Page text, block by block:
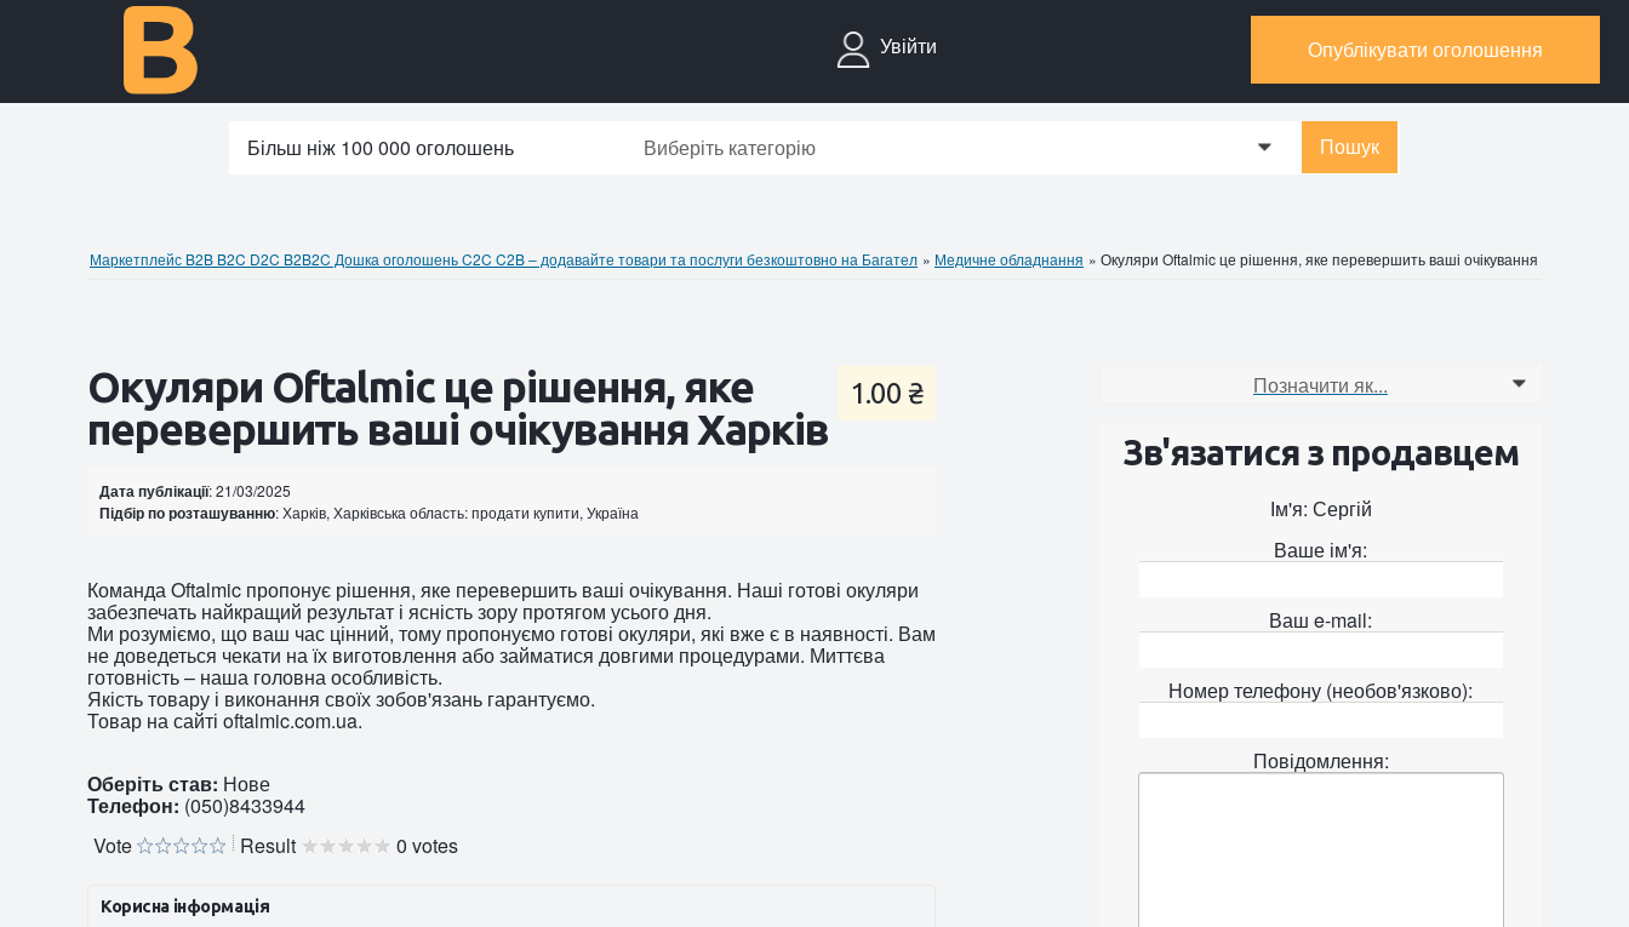
Увійти Опублікувати оголошення
Більш ніж 100 000 оголошень Виберіть категорію 0 Пошук
Маркетплейс B2B B2C D2C B2B2C Дошка оголошень C2C C2B – додавайте товари та послуги безкоштовно на Багател » Медичне обладнання » Окуляри Oftalmic це рішення, яке перевершить ваші очікування
1.00 ₴
Окуляри Oftalmic це рішення, яке
перевершить ваші очікування Харків
Дата публікації: 21/03/2025
Підбір по розташуванню: Харків, Харківська область: продати купити, Україна
Команда Oftalmic пропонує рішення, яке перевершить ваші очікування. Наші готові окуляри
забезпечать найкращий результат і ясність зору протягом усього дня.
Ми розуміємо, що ваш час цінний, тому пропонуємо готові окуляри, які вже є в наявності. Вам
не доведеться чекати на їх виготовлення або займатися довгими процедурами. Миттєва
готовність – наша головна особливість.
Якість товару і виконання своїх зобов'язань гарантуємо.
Товар на сайті oftalmic.com.ua.
Оберіть став: Нове
Телефон: (050)8433944
Vote
Result 0 votes
Корисна інформація
Позначити як... 0
Зв'язатися з продавцем
Ім'я: Сергій
Ваше ім'я:
Ваш e-mail:
Номер телефону (необов'язково):
Повідомлення: